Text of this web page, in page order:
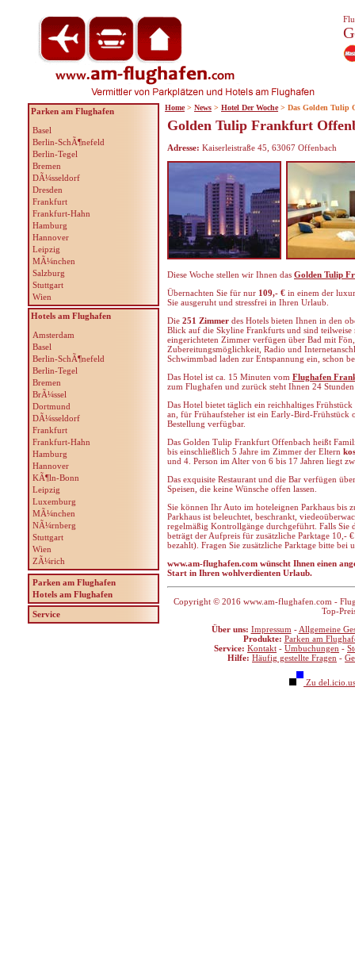
Golden Tulip Frankfurt
Adresse: Kaiserleistraße 45, 63067 Offenbach
Diese Woche stellen wir Ihnen das Golden Tulip
Übernachten Sie für nur 109,- € in einem der
Sie ausgeruht und stressfrei in Ihren Urlaub.
Die 251 Zimmer des Hotels bieten Ihnen in den
Blick auf die Skyline Frankfurts und sind teilweise
eingerichteten Zimmer verfügen über Bad mit
Zubereitungsmöglichkeit, Radio und
Schwimmbad laden zur Entspannung ein, schon
Das Hotel ist ca. 15 Minuten vom Flughafen
zum Flughafen und zurück steht Ihnen 24
Das Hotel bietet täglich ein reichhaltiges
an, für Frühaufsteher ist ein Early-Bird-Frühstück
Bestellung verfügbar.
Das Golden Tulip Frankfurt Offenbach heißt
bis einschließlich 5 Jahre im Zimmer der Eltern
und 4. Person im Alter von 6 bis 17 Jahren liegt
Das exquisite Restaurant und die Bar verfügen
Speisen, die keine Wünsche offen lassen.
Sie können Ihr Auto im hoteleignen Parkhaus bis
Parkhaus ist beleuchtet, beschrankt,
regelmäßig Kontrollgänge durchgeführt. Falls Sie
beträgt der Aufpreis für zusätzliche Parktage 10,-
bezahlt). Fragen Sie zusätzliche Parktage bitte bei
www.am-flughafen.com wünscht Ihnen einen
Start in Ihren wohlverdienten Urlaub.
Copyright © 2016 www.am-flughafen.com -
Top-
Über uns: Impressum - Allgemeine
Produkte: Parken am
Service: Kontakt - Umbuchungen -
Hilfe: Häufig gestellte Fragen -
Zu
Parken am Flughafen
Basel
Berlin-SchÃ¶nefeld
Berlin-Tegel
Bremen
DÃ¼sseldorf
Dresden
Frankfurt
Frankfurt-Hahn
Hamburg
Hannover
Leipzig
MÃ¼nchen
Salzburg
Stuttgart
Wien
Hotels am Flughafen
Amsterdam
Basel
Berlin-SchÃ¶nefeld
Berlin-Tegel
Bremen
BrÃ¼ssel
Dortmund
DÃ¼sseldorf
Frankfurt
Frankfurt-Hahn
Hamburg
Hannover
KÃ¶ln-Bonn
Leipzig
Luxemburg
MÃ¼nchen
NÃ¼rnberg
Stuttgart
Wien
ZÃ¼rich
Parken am Flughafen
Hotels am Flughafen
Service
Home > News > Hotel Der Woche > Das Golden Tulip